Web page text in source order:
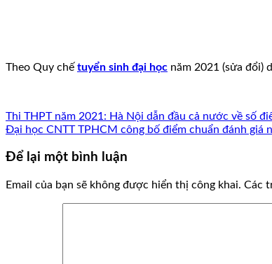
Theo Quy chế tuyển sinh đại học năm 2021 (sửa đổi)
Thi THPT năm 2021: Hà Nội dẫn đầu cả nước về số
Đại học CNTT TPHCM công bố điểm chuẩn đánh giá
Để lại một bình luận
Email của bạn sẽ không được hiển thị công khai. Các